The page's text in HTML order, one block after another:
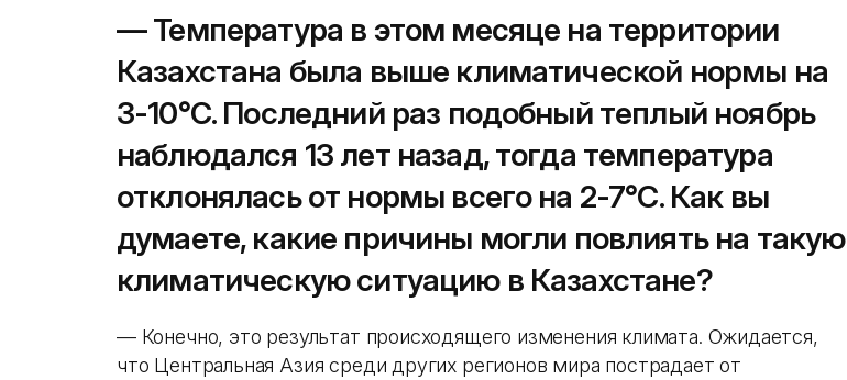
— Температура в этом месяце на территории
Казахстана была выше климатической нормы на
3-10°С. Последний раз подобный теплый ноябрь
наблюдался 13 лет назад, тогда температура
отклонялась от нормы всего на 2-7°С. Как вы
думаете, какие причины могли повлиять на такую
​​климатическую ситуацию в Казахстане?
— Конечно, это результат происходящего изменения климата. Ожидается,
что Центральная Азия среди других регионов мира пострадает от